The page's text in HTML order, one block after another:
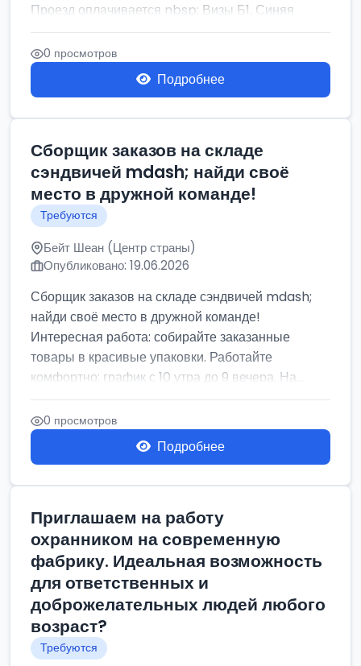
Проезд оплачивается nbsp; Визы Б1, Синяя
бумага,...
0 просмотров
Подробнее
Сборщик заказов на складе
сэндвичей mdash; найди своё
место в дружной команде!
Требуются
Бейт Шеан (Центр страны)
Опубликовано: 19.06.2026
Сборщик заказов на складе сэндвичей mdash;
найди своё место в дружной команде!
Интересная работа: собирайте заказанные
товары в красивые упаковки. Работайте
комфортно: график с 10 утра до 9 вечера. На...
0 просмотров
Подробнее
Приглашаем на работу
охранником на современную
фабрику. Идеальная возможность
для ответственных и
доброжелательных людей любого
возраст?
Требуются